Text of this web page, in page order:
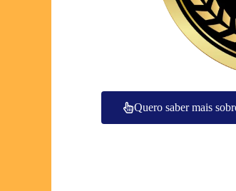
Quero saber mais